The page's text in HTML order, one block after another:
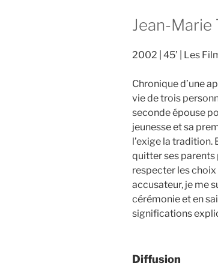
Jean-Marie
2002 45’ Les
Chronique d’une
vie de trois
seconde épouse
jeunesse et sa
l’exige la tradition.
quitter ses parents
respecter les choix
accusateur, je me
cérémonie et en
significations
Diffusion